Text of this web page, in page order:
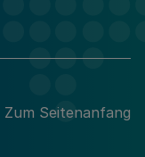
Zum Seitenanfang